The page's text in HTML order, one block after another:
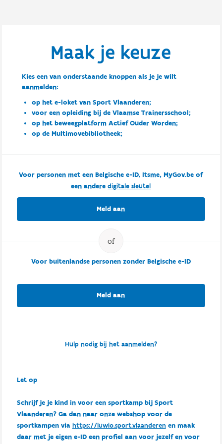
Maak je keuze
Kies een van onderstaande knoppen als je je wilt
aanmelden:
op het e-loket van Sport Vlaanderen;
voor een opleiding bij de Vlaamse Trainersschool;
op het beweegplatform Actief Ouder Worden;
op de Multimovebibliotheek;
Voor personen met een Belgische e-ID, Itsme, MyGov.be of
een anderedigitale sleutel
Meld aan
Voor buitenlandse personen zonder Belgische e-ID
Meld aan
Hulp nodig bij het aanmelden?
Let op
Schrijf je je kind in voor een sportkamp bij Sport
Vlaanderen? Ga dan naar onze webshop voor de
sportkampen via https://luwio.sport.vlaanderenen maak
daar met je eigen e-ID een profiel aan voor jezelf en voor